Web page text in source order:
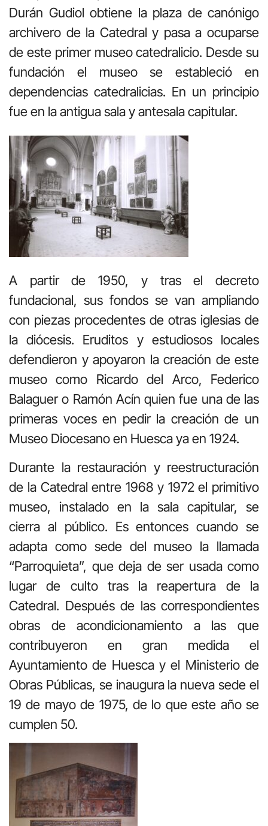
Durán Gudiol obtiene la plaza de canónigo
archivero de la Catedral y pasa a ocuparse
de este primer museo catedralicio. Desde su
fundación el museo se estableció en
dependencias catedralicias. En un principio
fue en la antigua sala y antesala capitular.
A partir de 1950, y tras el decreto
fundacional, sus fondos se van ampliando
con piezas procedentes de otras iglesias de
la diócesis. Eruditos y estudiosos locales
defendieron y apoyaron la creación de este
museo como Ricardo del Arco, Federico
Balaguer o Ramón Acín quien fue una de las
primeras voces en pedir la creación de un
Museo Diocesano en Huesca ya en 1924.
Durante la restauración y reestructuración
de la Catedral entre 1968 y 1972 el primitivo
museo, instalado en la sala capitular, se
cierra al público. Es entonces cuando se
adapta como sede del museo la llamada
“Parroquieta”, que deja de ser usada como
lugar de culto tras la reapertura de la
Catedral. Después de las correspondientes
obras de acondicionamiento a las que
contribuyeron en gran medida el
Ayuntamiento de Huesca y el Ministerio de
Obras Públicas, se inaugura la nueva sede el
19 de mayo de 1975, de lo que este año se
cumplen 50.